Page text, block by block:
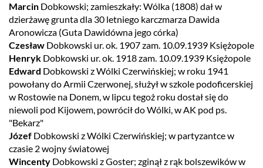
Marcin Dobkowski; zamieszkały: Wólka (1808) dał w
dzierżawę grunta dla 30 letniego karczmarza Dawida
Aronowicza (Guta Dawidówna jego córka)
Czesław Dobkowski ur. ok. 1907 zam. 10.09.1939 Księżopole
Henryk Dobkowski ur. ok. 1918 zam. 10.09.1939 Księżopole
Edward Dobkowski z Wólki Czerwińskiej; w roku 1941
powołany do Armii Czerwonej, służył w szkole podoficerskiej
w Rostowie na Donem, w lipcu tegoż roku dostał się do
niewoli pod Kijowem, powrócił do Wólki, w AK pod ps.
"Bekarz"
Józef Dobkowski z Wólki Czerwińskiej; w partyzantce w
czasie 2 wojny światowej
Wincenty Dobkowski z Goster; zginął z rąk bolszewików w